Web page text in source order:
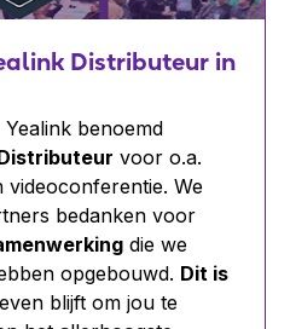
Distributeur in
benoemd
voor o.a.
videoconferentie. We
bedanken voor
die we
opgebouwd. Dit is
blijft om jou te